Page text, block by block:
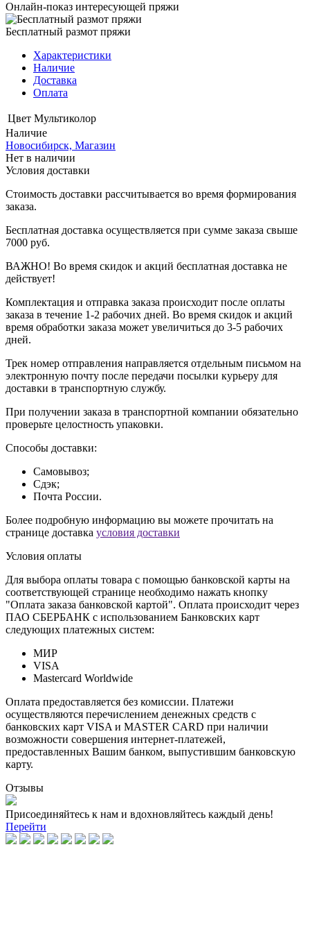
Онлайн-показ интересующей пряжи
Бесплатный размот пряжи
Характеристики
Наличие
Доставка
Оплата
Цвет Мультиколор
Наличие
Новосибирск, Магазин
Нет в наличии
Условия доставки
Стоимость доставки рассчитывается во время формирования
заказа.
Бесплатная доставка осуществляется при сумме заказа свыше
7000 руб.
ВАЖНО! Во время скидок и акций бесплатная доставка не
действует!
Комплектация и отправка заказа происходит после оплаты
заказа в течение 1-2 рабочих дней. Во время скидок и акций
время обработки заказа может увеличиться до 3-5 рабочих
дней.
Трек номер отправления направляется отдельным письмом на
электронную почту после передачи посылки курьеру для
доставки в транспортную службу.
При получении заказа в транспортной компании обязательно
проверьте целостность упаковки.
Способы доставки:
Самовывоз;
Сдэк;
Почта России.
Более подробную информацию вы можете прочитать на
странице доставка условия доставки
Условия оплаты
Для выбора оплаты товара с помощью банковской карты на
соответствующей странице необходимо нажать кнопку
"Оплата заказа банковской картой". Оплата происходит через
ПАО СБЕРБАНК с использованием Банковских карт
следующих платежных систем:
МИР
VISA
Mastercard Worldwide
Оплата предоставляется без комиссии. Платежи
осуществляются перечислением денежных средств с
банковских карт VISA и MASTER CARD при наличии
возможности совершения интернет-платежей,
предоставленных Вашим банком, выпустившим банковскую
карту.
Отзывы
Присоединяйтесь к нам и вдохновляйтесь каждый день!
Перейти